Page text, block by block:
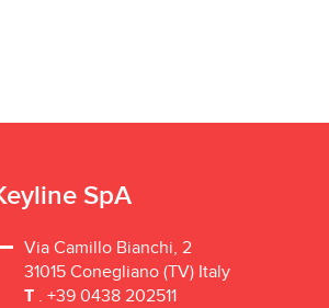
SpA
Via Camillo Bianchi, 2
31015 Conegliano (TV) Italy
T . +39 0438 202511